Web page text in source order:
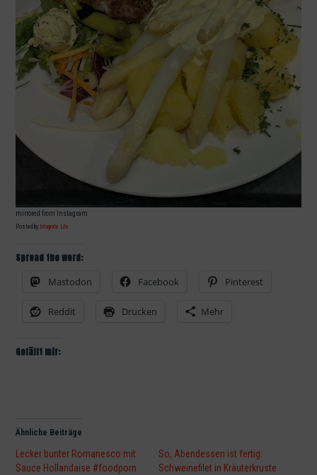
mirrored from Instagram
Posted by Intagrate Lite
Spread the word:
Mastodon
Facebook Pinterest
Reddit Drucken Mehr
Gefällt mir:
Ähnliche Beiträge
Lecker bunter Romanesco mit
Sauce Hollandaise #foodporn
So, Abendessen ist fertig:
Schweinefilet in Kräuterkruste